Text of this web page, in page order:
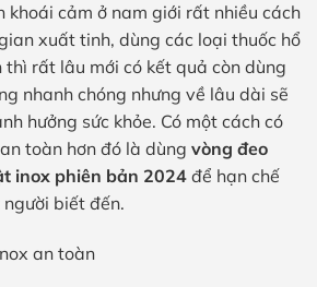
khoái cảm ở nam giới rất nhiều cách
xuất tinh, dùng các loại thuốc hổ
rất lâu mới có kết quả còn dùng
nhanh chóng nhưng về lâu dài sẽ
hưởng sức khỏe. Có một cách có
toàn hơn đó là dùng vòng đeo
inox phiên bản 2024 để hạn chế
biết đến.
an toàn